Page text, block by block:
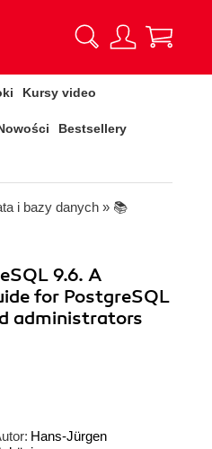
Kursy video
Bestsellery
i bazy danych » 📚
9.6. A
for PostgreSQL
administrators
Hans-Jürgen